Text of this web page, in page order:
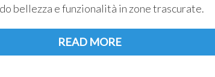
bellezza e funzionalità in zone trascurate.
READ MORE